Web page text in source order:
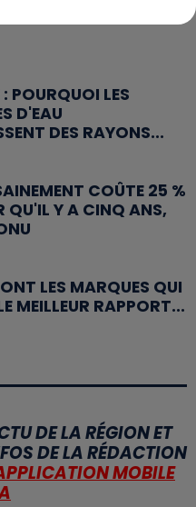
POURQUOI LES
D'EAU
DES RAYONS...
COÛTE 25 %
QU'IL Y A CINQ ANS,
LES MARQUES QUI
MEILLEUR RAPPORT...
DE LA RÉGION ET
DE LA RÉDACTION
MOBILE